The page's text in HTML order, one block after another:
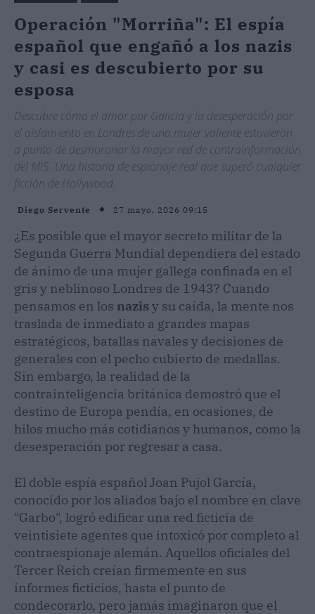
Operación "Morriña": El espía
español que engañó a los nazis
y casi es descubierto por su
esposa
Descubre cómo el amor por Galicia y la desesperación por
el aislamiento en Londres de una mujer valiente estuvieron
a punto de desmoronar la mayor red de contrainformación
del MI5. Una historia de espionaje real que superó cualquier
ficción de Hollywood.
Diego Servente 27 mayo, 2026 09:15
¿Es posible que el mayor secreto militar de la
Segunda Guerra Mundial dependiera del estado
de ánimo de una mujer gallega confinada en el
gris y neblinoso Londres de 1943? Cuando
pensamos en los nazis y su caída, la mente nos
traslada de inmediato a grandes mapas
estratégicos, batallas navales y decisiones de
generales con el pecho cubierto de medallas.
Sin embargo, la realidad de la
contrainteligencia británica demostró que el
destino de Europa pendía, en ocasiones, de
hilos mucho más cotidianos y humanos, como la
desesperación por regresar a casa.
El doble espía español Joan Pujol García,
conocido por los aliados bajo el nombre en clave
"Garbo", logró edificar una red ficticia de
veintisiete agentes que intoxicó por completo al
contraespionaje alemán. Aquellos oficiales del
Tercer Reich creían firmemente en sus
informes ficticios, hasta el punto de
condecorarlo, pero jamás imaginaron que el